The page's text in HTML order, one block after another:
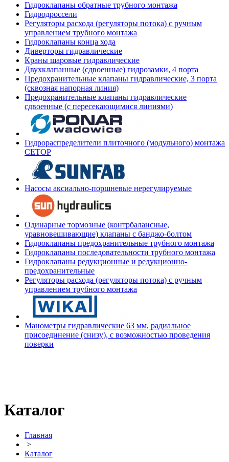
Гидроклапаны обратные трубного монтажа
Гидродроссели
Регуляторы расхода (регуляторы потока) с ручным
управлением трубного монтажа
Гидроклапаны конца хода
Диверторы гидравлические
Краны шаровые гидравлические
Двухклапанные (сдвоенные) гидрозамки, 4 порта
Предохранительные клапаны гидравлические, 3 порта
(сквозная напорная линия)
Предохранительные клапаны гидравлические
сдвоенные (с пересекающимися линиями)
Гидрораспределители плиточного (модульного) монтажа
СЕТОР
Насосы аксиально-поршневые нерегулируемые
Одинарные тормозные (контрбалансные,
уравновешивающие) клапаны с банджо-болтом
Гидроклапаны предохранительные трубного монтажа
Гидроклапаны последовательности трубного монтажа
Гидроклапаны редукционные и редукционно-
предохранительные
Регуляторы расхода (регуляторы потока) с ручным
управлением трубного монтажа
Манометры гидравлические 63 мм, радиальное
присоединение (снизу), с возможностью проведения
поверки
Каталог
Главная
>
Каталог